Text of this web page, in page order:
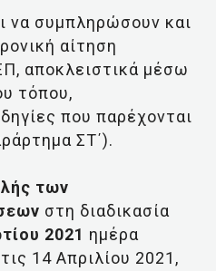
να συμπληρώσουν και
αίτηση
αποκλειστικά μέσω
τόπου,
που παρέχονται
ΣΤ΄).
των
στη διαδικασία
2021 ημέρα
14 Απριλίου 2021,